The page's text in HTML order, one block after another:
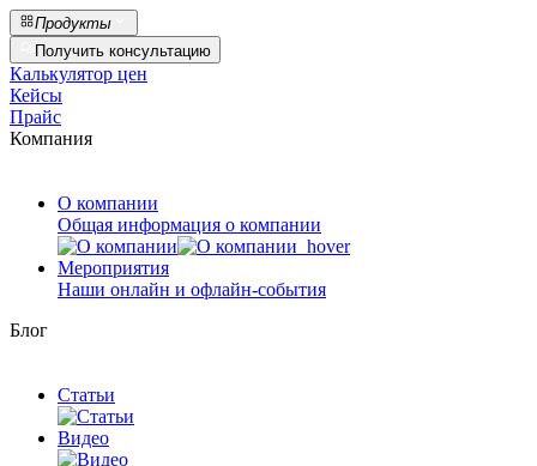
Продукты
Получить консультацию
Калькулятор цен
Кейсы
Прайс
Компания
О компании
Общая информация о компании
Мероприятия
Наши онлайн и офлайн-события
Блог
Статьи
Видео